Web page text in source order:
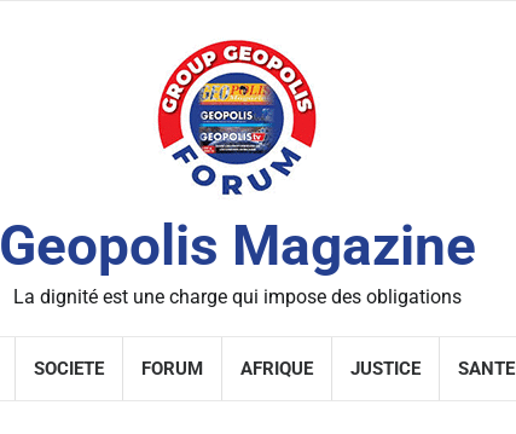
Geopolis Magazine
La dignité est une charge qui impose des obligations
SOCIETE FORUM AFRIQUE JUSTICE SANTE